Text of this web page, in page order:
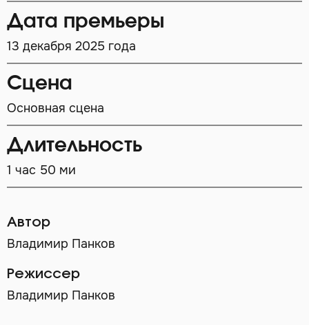
Дата премьеры
13 декабря 2025 года
Сцена
Основная сцена
Длительность
1 час 50 ми
Автор
Владимир Панков
Режиссер
Владимир Панков